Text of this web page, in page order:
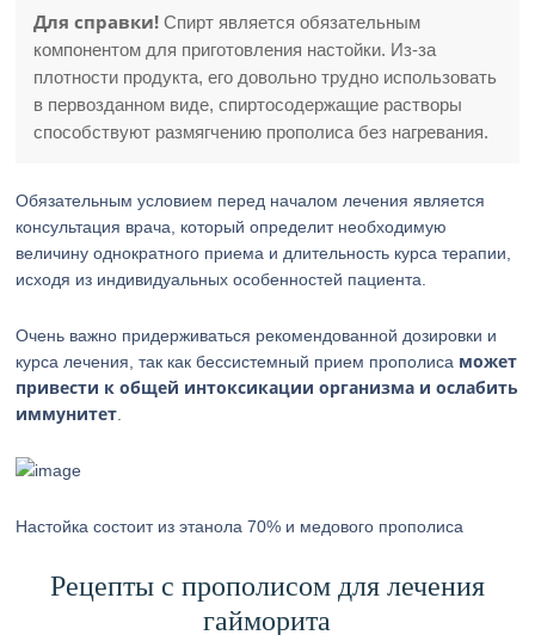
Для справки! Спирт является обязательным
компонентом для приготовления настойки. Из-за
плотности продукта, его довольно трудно использовать
в первозданном виде, спиртосодержащие растворы
способствуют размягчению прополиса без нагревания.
Обязательным условием перед началом лечения является
консультация врача, который определит необходимую
величину однократного приема и длительность курса терапии,
исходя из индивидуальных особенностей пациента.
Очень важно придерживаться рекомендованной дозировки и
курса лечения, так как бессистемный прием прополиса может
привести к общей интоксикации организма и ослабить
иммунитет
Настойка состоит из этанола 70% и медового прополиса
Рецепты с прополисом для лечения
гайморита